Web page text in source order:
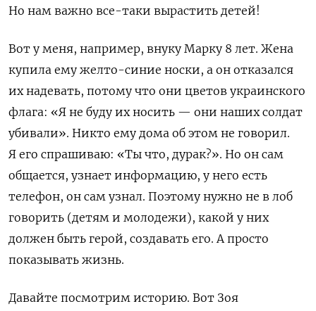
Но нам важно все-таки вырастить детей!
Вот у меня, например, внуку Марку 8 лет. Жена
купила ему желто-синие носки, а он отказался
их надевать, потому что они цветов украинского
флага: «Я не буду их носить — они наших солдат
убивали». Никто ему дома об этом не говорил.
Я его спрашиваю: «Ты что, дурак?». Но он сам
общается, узнает информацию, у него есть
телефон, он сам узнал. Поэтому нужно не в лоб
говорить (детям и молодежи), какой у них
должен быть герой, создавать его. А просто
показывать жизнь.
Давайте посмотрим историю. Вот Зоя